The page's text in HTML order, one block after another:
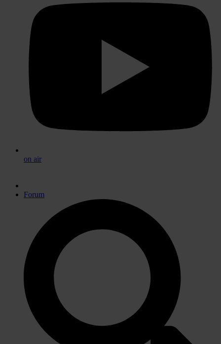
on air
Forum